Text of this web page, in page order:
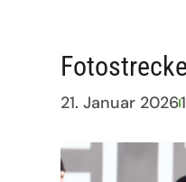
21. Januar 2026